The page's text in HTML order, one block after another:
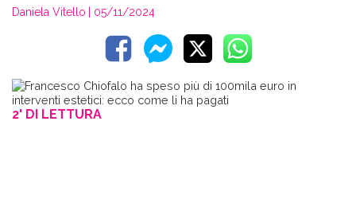
Daniela Vitello | 05/11/2024
2' DI LETTURA